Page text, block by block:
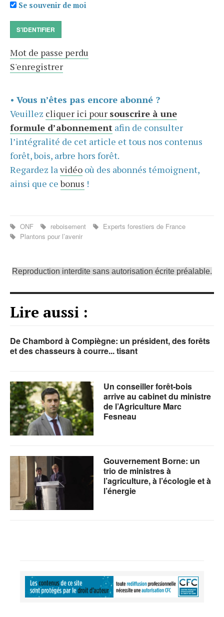
Se souvenir de moi
S'IDENTIFIER
Mot de passe perdu
S'enregistrer
• Vous n’êtes pas encore abonné ?
Veuillez cliquer ici pour souscrire à une
formule d’abonnement afin de consulter
l’intégralité de cet article et tous nos contenus
forêt, bois, arbre hors forêt.
Regardez lavidéo où des abonnés témoignent,
ainsi que cebonus !
ONF reboisement
Experts forestiers de France
Plantons pour l’avenir
Reproduction interdite sans autorisation écrite préalable.
Lire aussi :
De Chambord à Compiègne: un président, des forêts
et des chasseurs à courre... tisant
Un conseiller forêt-bois
arrive au cabinet du ministre
de l’Agriculture Marc
Fesneau
Gouvernement Borne: un
trio de ministres à
l’agriculture, à l’écologie et à
l’énergie